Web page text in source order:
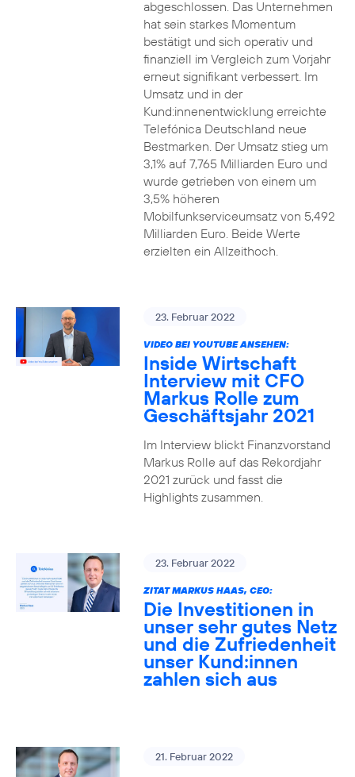
abgeschlossen. Das Unternehmen
hat sein starkes Momentum
bestätigt und sich operativ und
finanziell im Vergleich zum Vorjahr
erneut signifikant verbessert. Im
Umsatz und in der
Kund:innenentwicklung erreichte
Telefónica Deutschland neue
Bestmarken. Der Umsatz stieg um
3,1% auf 7,765 Milliarden Euro und
wurde getrieben von einem um
3,5% höheren
Mobilfunkserviceumsatz von 5,492
Milliarden Euro. Beide Werte
erzielten ein Allzeithoch.
23. Februar 2022
VIDEO BEI YOUTUBE ANSEHEN:
Inside Wirtschaft
Interview mit CFO
Markus Rolle zum
Geschäftsjahr 2021
Im Interview blickt Finanzvorstand
Markus Rolle auf das Rekordjahr
2021 zurück und fasst die
Highlights zusammen.
23. Februar 2022
ZITAT MARKUS HAAS, CEO:
Die Investitionen in
unser sehr gutes Netz
und die Zufriedenheit
unser Kund:innen
zahlen sich aus
21. Februar 2022